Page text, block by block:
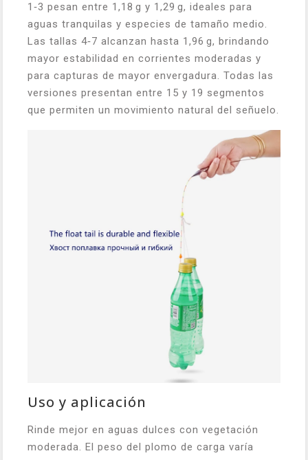
1‑3 pesan entre 1,18 g y 1,29 g, ideales para
aguas tranquilas y especies de tamaño medio.
Las tallas 4‑7 alcanzan hasta 1,96 g, brindando
mayor estabilidad en corrientes moderadas y
para capturas de mayor envergadura. Todas las
versiones presentan entre 15 y 19 segmentos
que permiten un movimiento natural del señuelo.
Uso y aplicación
Rinde mejor en aguas dulces con vegetación
moderada. El peso del plomo de carga varía